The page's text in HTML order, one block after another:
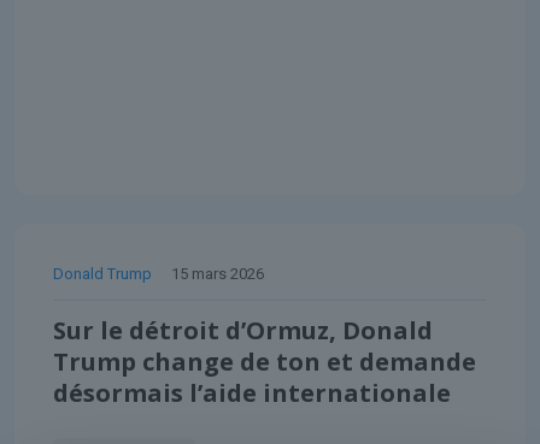
Donald Trump 15 mars 2026
Sur le détroit d’Ormuz, Donald
Trump change de ton et demande
désormais l’aide internationale